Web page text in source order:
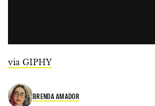
via GIPHY
BRENDA AMADOR